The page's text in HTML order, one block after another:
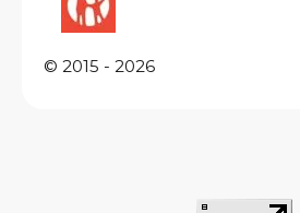
© 2015 - 2026